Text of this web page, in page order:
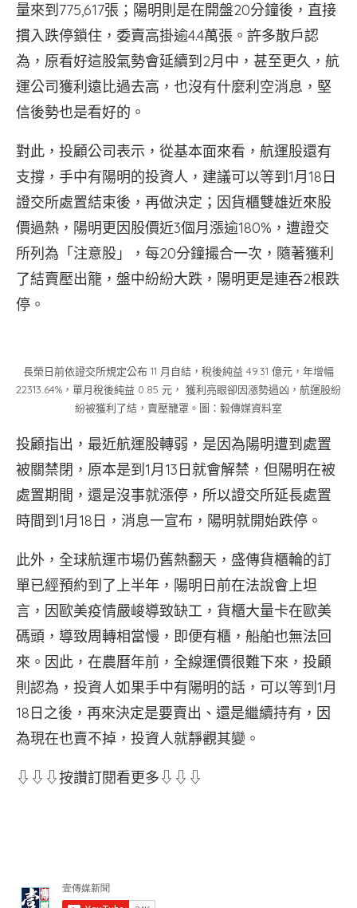
量來到775,617張；陽明則是在開盤20分鐘後，直接
摜入跌停鎖住，委賣高掛逾4.4萬張。許多散戶認
為，原看好這股氣勢會延續到2月中，甚至更久，航
運公司獲利遠比過去高，也沒有什麼利空消息，堅
信後勢也是看好的。
對此，投顧公司表示，從基本面來看，航運股還有
支撐，手中有陽明的投資人，建議可以等到1月18日
證交所處置結束後，再做決定；因貨櫃雙雄近來股
價過熱，陽明更因股價近3個月漲逾180%，遭證交
所列為「注意股」，每20分鐘撮合一次，隨著獲利
了結賣壓出籠，盤中紛紛大跌，陽明更是連吞2根跌
停。
長榮日前依證交所規定公布 11 月自結，稅後純益 49.31 億元，年增幅
22313.64%，單月稅後純益 0.85 元， 獲利亮眼卻因漲勢過凶，航運股紛
紛被獲利了結，賣壓籠罩。圖：毅傳媒資料室
投顧指出，最近航運股轉弱，是因為陽明遭到處置
被關禁閉，原本是到1月13日就會解禁，但陽明在被
處置期間，還是沒事就漲停，所以證交所延長處置
時間到1月18日，消息一宣布，陽明就開始跌停。
此外，全球航運市場仍舊熱翻天，盛傳貨櫃輪的訂
單已經預約到了上半年，陽明日前在法說會上坦
言，因歐美疫情嚴峻導致缺工，貨櫃大量卡在歐美
碼頭，導致周轉相當慢，即便有櫃，船舶也無法回
來。因此，在農曆年前，全線運價很難下來，投顧
則認為，投資人如果手中有陽明的話，可以等到1月
18日之後，再來決定是要賣出、還是繼續持有，因
為現在也賣不掉，投資人就靜觀其變。
⇩⇩⇩按讚訂閱看更多⇩⇩⇩